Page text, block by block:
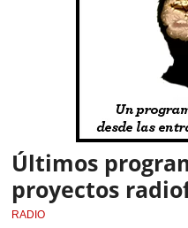
Últimos
proyectos
RADIO